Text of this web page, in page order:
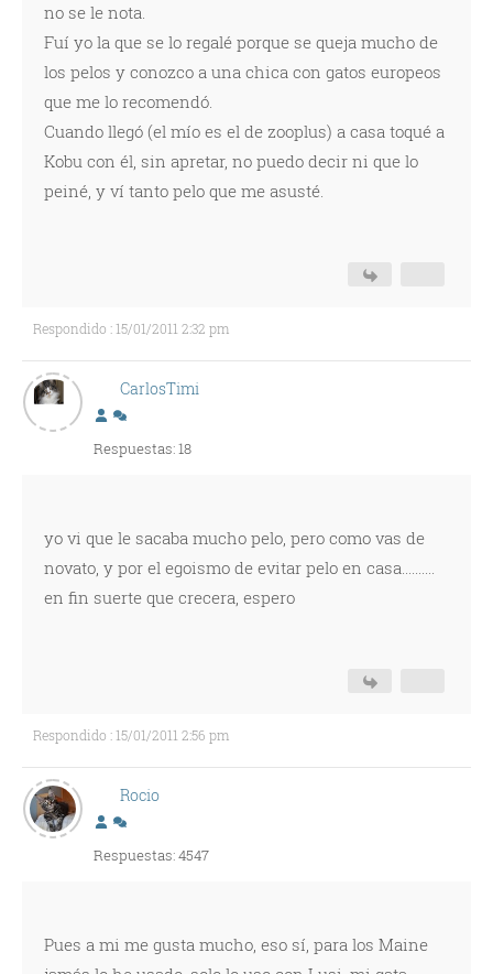
no se le nota.
Fuí yo la que se lo regalé porque se queja mucho de
los pelos y conozco a una chica con gatos europeos
que me lo recomendó.
Cuando llegó (el mío es el de zooplus) a casa toqué a
Kobu con él, sin apretar, no puedo decir ni que lo
peiné, y ví tanto pelo que me asusté.
Respondido : 15/01/2011 2:32 pm
CarlosTimi
Respuestas: 18
yo vi que le sacaba mucho pelo, pero como vas de
novato, y por el egoismo de evitar pelo en casa..........
en fin suerte que crecera, espero
Respondido : 15/01/2011 2:56 pm
Rocio
Respuestas: 4547
Pues a mi me gusta mucho, eso sí, para los Maine